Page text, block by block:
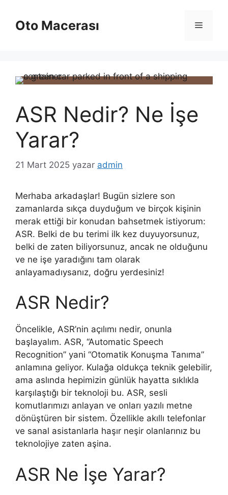
Oto Macerası Menü
ASR Nedir? Ne İşe
Yarar?
21 Mart 2025 yazar admin
Merhaba arkadaşlar! Bugün sizlere son
zamanlarda sıkça duyduğum ve birçok kişinin
merak ettiği bir konudan bahsetmek istiyorum:
ASR. Belki de bu terimi ilk kez duyuyorsunuz,
belki de zaten biliyorsunuz, ancak ne olduğunu
ve ne işe yaradığını tam olarak
anlayamadıysanız, doğru yerdesiniz!
ASR Nedir?
Öncelikle, ASR’nin açılımı nedir, onunla
başlayalım. ASR, “Automatic Speech
Recognition” yani “Otomatik Konuşma Tanıma”
anlamına geliyor. Kulağa oldukça teknik gelebilir,
ama aslında hepimizin günlük hayatta sıklıkla
karşılaştığı bir teknoloji bu. ASR, sesli
komutlarımızı anlayan ve onları yazılı metne
dönüştüren bir sistem. Özellikle akıllı telefonlar
ve sanal asistanlarla haşır neşir olanlarınız bu
teknolojiye zaten aşina.
ASR Ne İşe Yarar?